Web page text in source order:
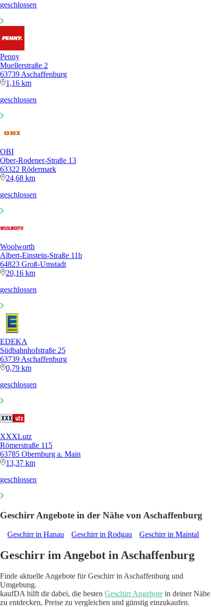
geschlossen
Penny
Muellerstraße 2
63739 Aschaffenburg
1,16 km
geschlossen
OBI
Ober-Rodener-Straße 13
63322 Rödermark
24,68 km
geschlossen
Woolworth
Albert-Einstein-Straße 11b
64823 Groß-Umstadt
20,16 km
geschlossen
EDEKA
Südbahnhofstraße 25
63739 Aschaffenburg
0,79 km
geschlossen
XXXLutz
Römerstraße 115
63785 Obernburg a. Main
13,37 km
geschlossen
Geschirr Angebote in der Nähe von Aschaffenburg
Geschirr in Hanau Geschirr in Rodgau Geschirr in Maintal
Geschirr im Angebot in Aschaffenburg
Finde aktuelle Angebote für Geschirr in Aschaffenburg und
Umgebung.
kaufDA hilft dir dabei, die besten Geschirr Angebote in deiner Nähe
zu entdecken, Preise zu vergleichen und günstig einzukaufen.